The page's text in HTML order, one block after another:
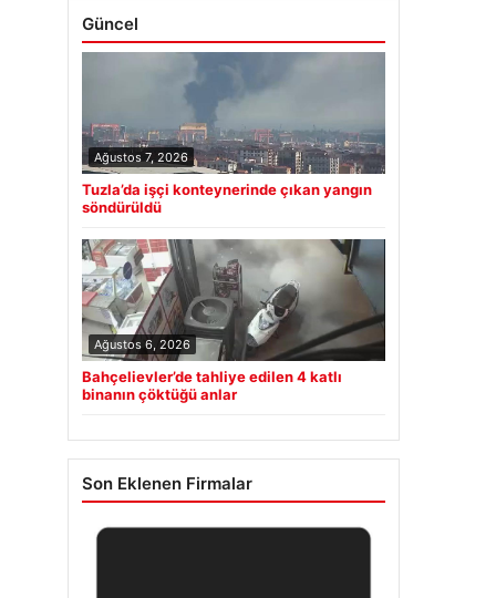
Güncel
Ağustos 7, 2026
Tuzla’da işçi konteynerinde çıkan yangın
söndürüldü
Ağustos 6, 2026
Bahçelievler’de tahliye edilen 4 katlı
binanın çöktüğü anlar
Son Eklenen Firmalar